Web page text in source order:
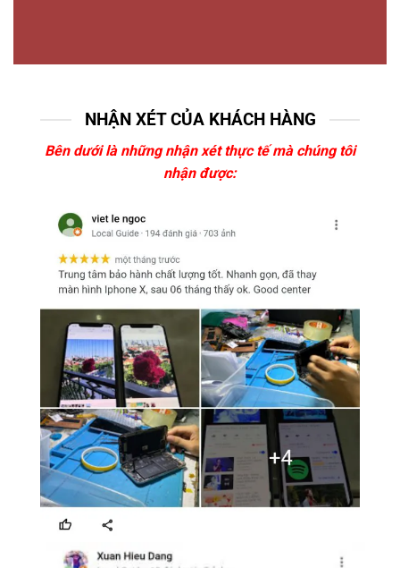
NHẬN XÉT CỦA KHÁCH HÀNG
Bên dưới là những nhận xét thực tế mà chúng tôi
nhận được: